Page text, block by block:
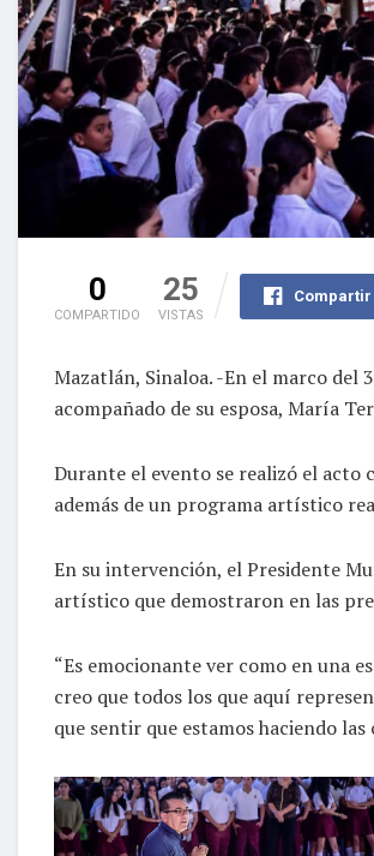
0
COMPARTIDO
25
VISTAS
Compartir
Mazatlán, Sinaloa. -En el marco del
acompañado de su esposa, María
Durante el evento se realizó el acto
además de un programa artístico
En su intervención, el Presidente
artístico que demostraron en las
“Es emocionante ver como en una
creo que todos los que aquí
que sentir que estamos haciendo las